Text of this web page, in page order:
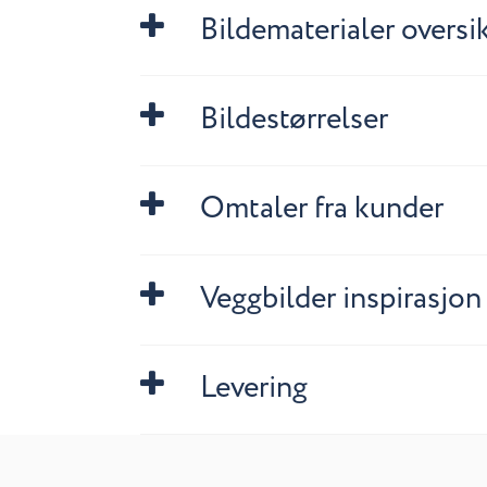
Bildematerialer
Bildestørrelser
Omtaler fra kunder
Veggbilder inspirasjon
Levering